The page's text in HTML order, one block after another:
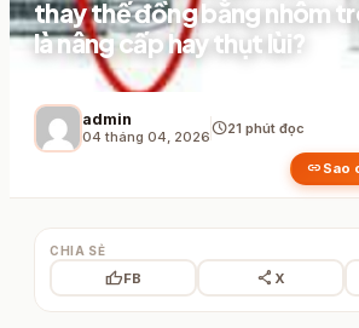
thay thế đồng bằng nhôm
là nâng cấp hay thụt lùi?
admin
04 tháng 04, 2026schedule21 phút đọc
link Sao
CHIA SẺ
thumb_upFB share X